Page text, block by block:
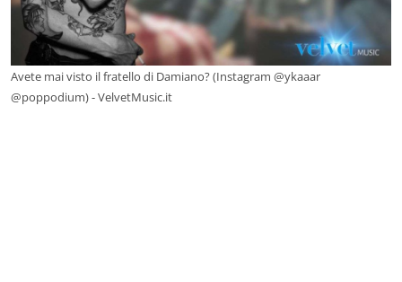
Avete mai visto il fratello di Damiano? (Instagram @ykaaar
@poppodium) - VelvetMusic.it